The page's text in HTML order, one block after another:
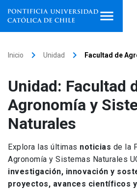
Facultades, escuelas e
institutos
Investigación
Internacionalización
Extensión
Inicio keyboard_arrow_right Unidad keyboard_arrow_right Facultad de
Unidad: Facultad
Agronomía y
Naturales
Explora las últimas noticias de la
Agronomía y Sistemas Naturales
investigación, innovación y
proyectos, avances científicos